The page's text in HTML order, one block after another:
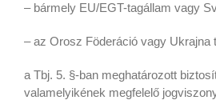
– bármely EU/EGT-tagállam vagy
– az Orosz Föderáció vagy Ukrajna
a Tbj. 5. §-ban meghatározott
valamelyikének megfelelő